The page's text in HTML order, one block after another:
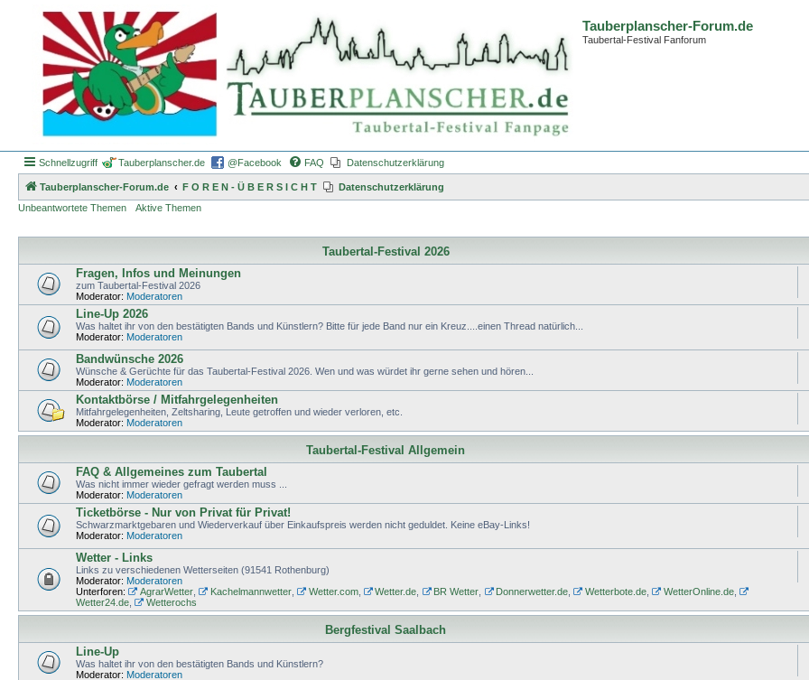
Tauberplanscher-Forum.de
Taubertal-Festival Fanforum
Schnellzugriff Tauberplanscher.de @Facebook FAQ Datenschutzerklärung
Tauberplanscher-Forum.de F O R E N - Ü B E R S I C H T
Datenschutzerklärung
Unbeantwortete Themen
Aktive Themen
Taubertal-Festival 2026
Fragen, Infos und Meinungen
zum Taubertal-Festival 2026
Moderator: Moderatoren
Line-Up 2026
Was haltet ihr von den bestätigten Bands und Künstlern? Bitte für jede Band nur ein Kreuz....einen Thread natürlich...
Moderator: Moderatoren
Bandwünsche 2026
Wünsche & Gerüchte für das Taubertal-Festival 2026. Wen und was würdet ihr gerne sehen und hören...
Moderator: Moderatoren
Kontaktbörse / Mitfahrgelegenheiten
Mitfahrgelegenheiten, Zeltsharing, Leute getroffen und wieder verloren, etc.
Moderator: Moderatoren
Taubertal-Festival Allgemein
FAQ & Allgemeines zum Taubertal
Was nicht immer wieder gefragt werden muss ...
Moderator: Moderatoren
Ticketbörse - Nur von Privat für Privat!
Schwarzmarktgebaren und Wiederverkauf über Einkaufspreis werden nicht geduldet. Keine eBay-Links!
Moderator: Moderatoren
Wetter - Links
Links zu verschiedenen Wetterseiten (91541 Rothenburg)
Moderator: Moderatoren
Unterforen:
AgrarWetter, Kachelmannwetter, Wetter.com, Wetter.de BR Wetter Donnerwetter.de , Wetterbote.de, WetterOnline.de,
Wetter24.de
Wetterochs
Bergfestival Saalbach
Line-Up
Was haltet ihr von den bestätigten Bands und Künstlern?
Moderator: Moderatoren